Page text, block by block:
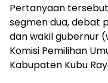
Pertanyaan
segmen dua, debat
dan wakil gubernur
Komisi Pemilihan
Kabupaten Kubu